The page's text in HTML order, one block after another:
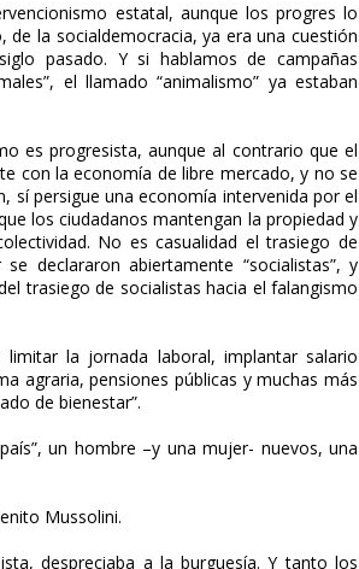
estatal, aunque los progres lo
la socialdemocracia, ya era una cuestión
pasado. Y si hablamos de campañas
el llamado “animalismo” ya estaban
es progresista, aunque al contrario que el
con la economía de libre mercado, y no se
sí persigue una economía intervenida por el
los ciudadanos mantengan la propiedad y
No es casualidad el trasiego de
declararon abiertamente “socialistas”, y
trasiego de socialistas hacia el falangismo
la jornada laboral, implantar salario
agraria, pensiones públicas y muchas más
de bienestar”.
un hombre –y una mujer- nuevos, una
Mussolini.
despreciaba a la burguesía. Y tanto los